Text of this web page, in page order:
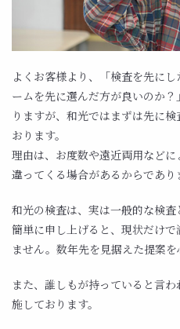
よくお客様より、「検査を先に
ームを先に選んだ方が良いのか
りますが、和光ではまずは先に
おります。
理由は、お度数や遠近両用など
違ってくる場合があるからであり
和光の検査は、実は一般的な検査
簡単に申し上げると、現状だけ
ません。数年先を見据えた提案を
また、誰しもが持っていると言
施しております。